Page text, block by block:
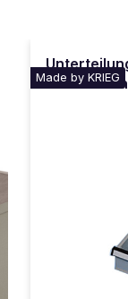
Made by KRIEG